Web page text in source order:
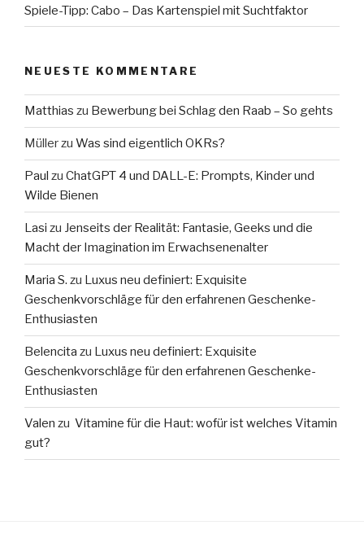
Spiele-Tipp: Cabo – Das Kartenspiel mit Suchtfaktor
NEUESTE KOMMENTARE
Matthias zu Bewerbung bei Schlag den Raab – So gehts
Müllerzu Was sind eigentlich OKRs?
Paul zu ChatGPT 4 und DALL-E: Prompts, Kinder und
Wilde Bienen
Lasi zu Jenseits der Realität: Fantasie, Geeks und die
Macht der Imagination im Erwachsenenalter
Maria S. zu Luxus neu definiert: Exquisite
Geschenkvorschläge für den erfahrenen Geschenke-
Enthusiasten
Belencita zu Luxus neu definiert: Exquisite
Geschenkvorschläge für den erfahrenen Geschenke-
Enthusiasten
Valen zu Vitamine für die Haut: wofür ist welches Vitamin
gut?